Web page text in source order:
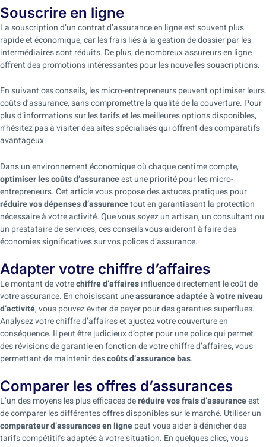
Souscrire en ligne
La souscription d’un contrat d’assurance en ligne est souvent plus
rapide et économique, car les frais liés à la gestion de dossier par les
intermédiaires sont réduits. De plus, de nombreux assureurs en ligne
offrent des promotions intéressantes pour les nouvelles souscriptions.
En suivant ces conseils, les micro-entrepreneurs peuvent optimiser leurs
coûts d’assurance, sans compromettre la qualité de la couverture. Pour
plus d’informations sur les tarifs et les meilleures options disponibles,
n’hésitez pas à visiter des sites spécialisés qui offrent des comparatifs
avantageux.
Dans un environnement économique où chaque centime compte,
optimiser les coûts d’assuranceest une priorité pour les micro-
entrepreneurs. Cet article vous propose des astuces pratiques pour
réduire vos dépenses d’assurancetout en garantissant la protection
nécessaire à votre activité. Que vous soyez un artisan, un consultant ou
un prestataire de services, ces conseils vous aideront à faire des
économies significatives sur vos polices d’assurance.
Adapter votre chiffre d’affaires
Le montant de votrechiffre d’affairesinfluence directement le coût de
votre assurance. En choisissant uneassurance adaptée à votre niveau
d’activité, vous pouvez éviter de payer pour des garanties superflues.
Analysez votre chiffre d’affaires et ajustez votre couverture en
conséquence. Il peut être judicieux d’opter pour une police qui permet
des révisions de garantie en fonction de votre chiffre d’affaires, vous
permettant de maintenir descoûts d’assurance bas.
Comparer les offres d’assurances
L’un des moyens les plus efficaces deréduire vos frais d’assuranceest
de comparer les différentes offres disponibles sur le marché. Utiliser un
comparateur d’assurances en lignepeut vous aider à dénicher des
tarifs compétitifs adaptés à votre situation. En quelques clics, vous